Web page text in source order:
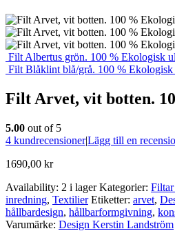
Filt Albertus grön. 100 % Ekologisk
Filt Blåklint blå/grå. 100 % Ekologisk
Filt Arvet, vit botten.
5.00 out of 5
4 kundrecensioner|Lägg till en
1690,00 kr
Availability: 2 i lager Kategorier:
inredning, Textilier Etiketter: arvet,
hållbardesign, hållbarformgivning,
Varumärke: Design Kerstin Landström